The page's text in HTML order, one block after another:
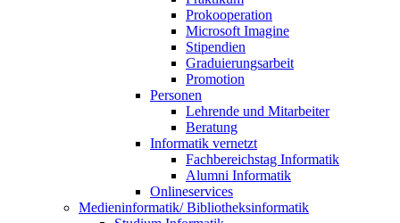
Prokooperation
Microsoft Imagine
Stipendien
Graduierungsarbeit
Promotion
Personen
Lehrende und Mitarbeiter
Beratung
Informatik vernetzt
Fachbereichstag Informatik
Alumni Informatik
Onlineservices
Medieninformatik/ Bibliotheksinformatik